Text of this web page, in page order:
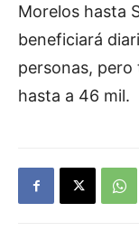
Morelos hasta
beneficiará
personas,
hasta a 46 mil.